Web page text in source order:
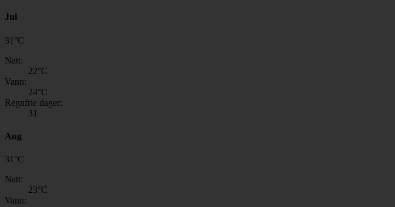
Jul
31 °C
Natt:
22°C
Vann:
24°C
Regnfrie dager:
31
Aug
31 °C
Natt:
23°C
Vann: